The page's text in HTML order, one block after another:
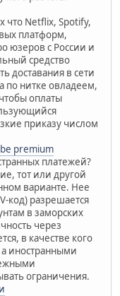
что Netflix, Spotify,
платформ,
юзеров с России и
средство
доставания в сети
по нитке овладеем,
оплаты
приказу числом
premium
платежей?
тот или другой
варианте. Нее
код) разрешается
в заморских
через
в качестве кого
иностранными
ограничения.